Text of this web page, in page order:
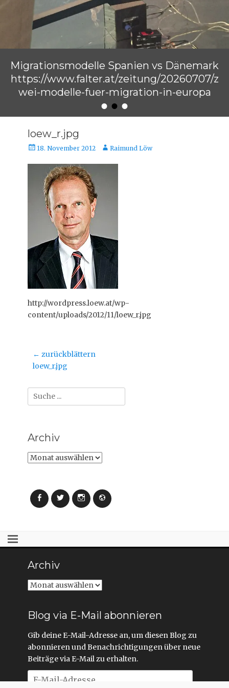
•••
Migrationsmodelle Spanien vs Dänemark
https://www.falter.at/zeitung/20260707/z
wei-modelle-fuer-migration-in-europa
Raimund Löw
loew_r.jpg
Veröffentlicht
18. November 2012 AutorRaimund Löw
http://wordpress.loew.at/wp-
content/uploads/2012/11/loew_r.jpg
Beitragsnavigation
← zurückblättern
Vorheriger
loew_r.jpg
Suche
nach:
Archiv
Archiv
FacebookTwitter InstagramWebseite
Archiv
Archiv
Blog via E-Mail abonnieren
Gib deine E-Mail-Adresse an, um diesen Blog zu
abonnieren und Benachrichtigungen über neue
Beiträge via E-Mail zu erhalten.
E-